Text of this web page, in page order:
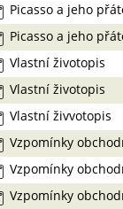
Picasso a jeho
Picasso a jeho
Vlastní životopis
Vlastní životopis
Vlastní živvotopis
Vzpomínky
Vzpomínky
Vzpomínky